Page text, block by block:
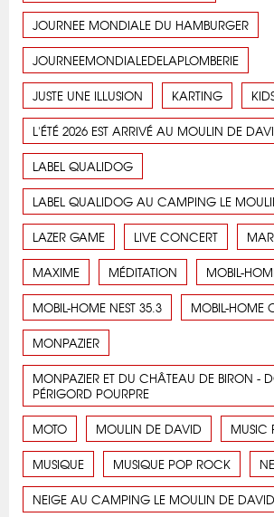
JOURNEE MONDIALE DU HAMBURGER
JOURNEEMONDIALEDELAPLOMBERIE
JUSTE UNE ILLUSION KARTING
L'ÉTÉ 2026 EST ARRIVÉ AU MOULIN DE
LABEL QUALIDOG
LABEL QUALIDOG AU CAMPING LE
LAZER GAME LIVE CONCERT
MAXIME MÉDITATION MOBIL-
MOBIL-HOME NEST 35.3 MOBIL-HOME
MONPAZIER
MONPAZIER ET DU CHÂTEAU DE BIRON -
PÉRIGORD POURPRE
MOTO MOULIN DE DAVID MUSIC
MUSIQUE MUSIQUE POP ROCK
NEIGE AU CAMPING LE MOULIN DE DAVID